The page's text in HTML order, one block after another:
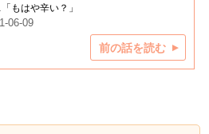
もはや辛い？」
06-09
前の話を読む